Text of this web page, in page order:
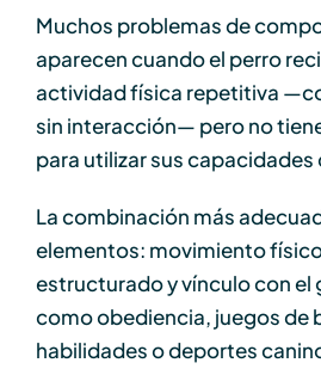
Muchos problemas de
aparecen cuando el perro
actividad física repetitiva
sin interacción— pero no
para utilizar sus
La combinación más
elementos: movimiento
estructurado y vínculo con el
como obediencia, juegos de
habilidades o deportes